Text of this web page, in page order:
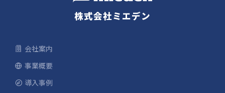
株式会社ミエデン
会社案内
事業概要
導入事例